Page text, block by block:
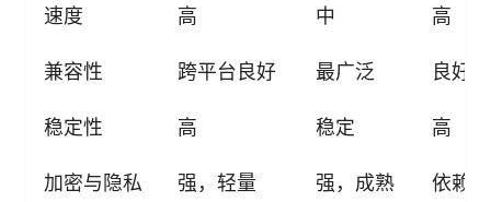
速度 高 中 高
兼容性 跨平台良好 最广泛 良好
稳定性 高 稳定 高
加密与隐私 强，轻量 强，成熟 依赖